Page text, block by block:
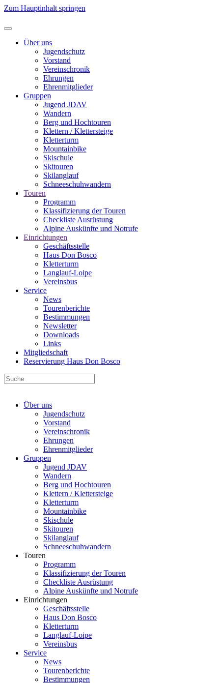
Zum Hauptinhalt springen
Über uns
Jugendschutz
Vorstand
Vereinschronik
Ehrungen
Ehrenmitglieder
Gruppen
Jugend JDAV
Wandern
Berg und Hochtouren
Klettern / Klettersteige
Kletterturm
Mountainbike
Skischule
Skitouren
Skilanglauf
Schneeschuhwandern
Touren
Programm
Klassifizierung der Touren
Checkliste Ausrüstung
Alpine Auskünfte und Notrufe
Einrichtungen
Geschäftsstelle
Haus Don Bosco
Kletterturm
Langlauf-Loipe
Vereinsbus
Service
News
Tourenberichte
Bestimmungen
Newsletter
Downloads
Links
Mitgliedschaft
Reservierung Haus Don Bosco
Über uns
Jugendschutz
Vorstand
Vereinschronik
Ehrungen
Ehrenmitglieder
Gruppen
Jugend JDAV
Wandern
Berg und Hochtouren
Klettern / Klettersteige
Kletterturm
Mountainbike
Skischule
Skitouren
Skilanglauf
Schneeschuhwandern
Touren
Programm
Klassifizierung der Touren
Checkliste Ausrüstung
Alpine Auskünfte und Notrufe
Einrichtungen
Geschäftsstelle
Haus Don Bosco
Kletterturm
Langlauf-Loipe
Vereinsbus
Service
News
Tourenberichte
Bestimmungen